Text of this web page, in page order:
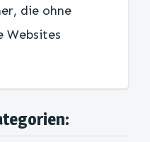
die ohne
Websites